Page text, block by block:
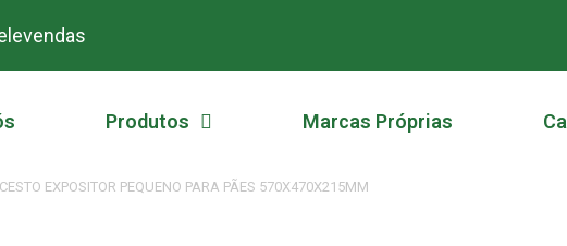
Produtos Marcas Próprias
CESTO EXPOSITOR PEQUENO PARA PÃES 570X470X215MM